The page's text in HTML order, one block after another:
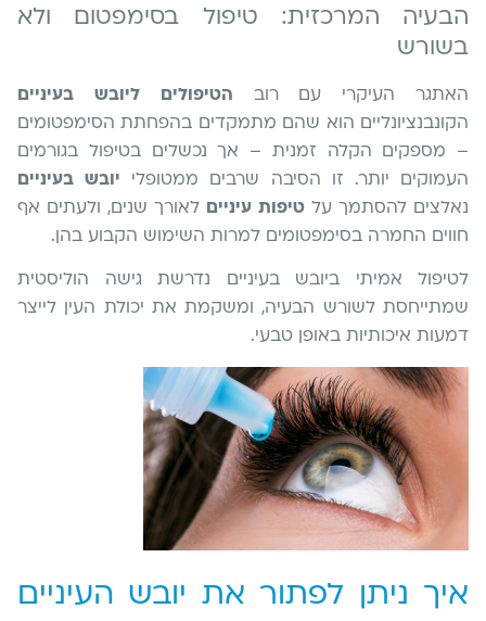
הבעיה המרכזית: טיפול בסימפטום ולא
בשורש
האתגר העיקרי עם רוב הטיפולים ליובש בעיניים
הקונבנציונליים הוא שהם מתמקדים בהפחתת הסימפטומים
– מספקים הקלה זמנית – אך נכשלים בטיפול בגורמים
העמוקים יותר. זו הסיבה שרבים ממטופלי יובש בעיניים
נאלצים להסתמך על טיפות עיניים לאורך שנים, ולעתים אף
חווים החמרה בסימפטומים למרות השימוש הקבוע בהן.
לטיפול אמיתי ביובש בעיניים נדרשת גישה הוליסטית
שמתייחסת לשורש הבעיה, ומשקמת את יכולת העין לייצר
דמעות איכותיות באופן טבעי.
איך ניתן לפתור את יובש העיניים